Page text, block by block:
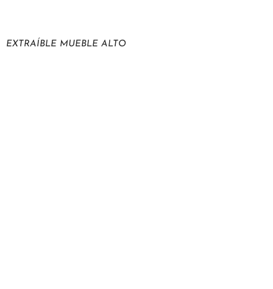
EXTRAÍBLE MUEBLE ALTO